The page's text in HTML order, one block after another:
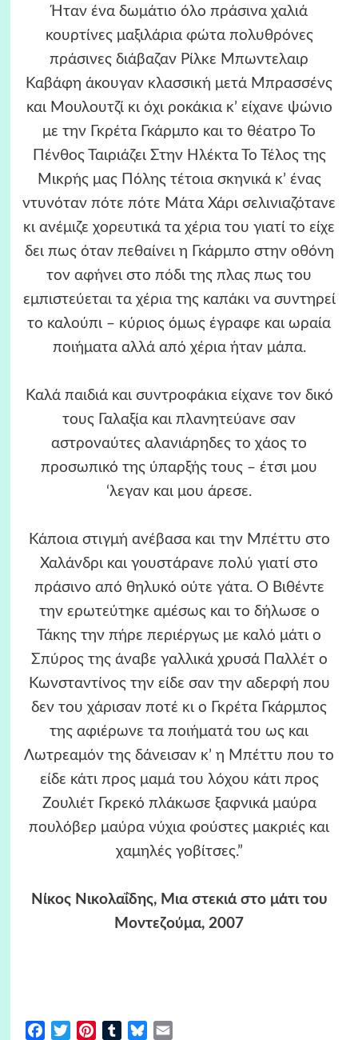
Ήταν ένα δωμάτιο όλο πράσινα χαλιά
κουρτίνες μαξιλάρια φώτα πολυθρόνες
πράσινες διάβαζαν Ρίλκε Μπωντελαιρ
Καβάφη άκουγαν κλασσική μετά Μπρασσένς
και Μουλουτζί κι όχι ροκάκια κ’ είχανε ψώνιο
με την Γκρέτα Γκάρμπο και το θέατρο Το
Πένθος Ταιριάζει Στην Ηλέκτα Το Τέλος της
Μικρής μας Πόλης τέτοια σκηνικά κ’ ένας
ντυνόταν πότε πότε Μάτα Χάρι σελινιαζότανε
κι ανέμιζε χορευτικά τα χέρια του γιατί το είχε
δει πως όταν πεθαίνει η Γκάρμπο στην οθόνη
τον αφήνει στο πόδι της πλας πως του
εμπιστεύεται τα χέρια της καπάκι να συντηρεί
το καλούπι – κύριος όμως έγραφε και ωραία
ποιήματα αλλά από χέρια ήταν μάπα.
Καλά παιδιά και συντροφάκια είχανε τον δικό
τους Γαλαξία και πλανητεύανε σαν
αστροναύτες αλανιάρηδες το χάος το
προσωπικό της ύπαρξής τους – έτσι μου
‘λεγαν και μου άρεσε.
Κάποια στιγμή ανέβασα και την Μπέττυ στο
Χαλάνδρι και γουστάρανε πολύ γιατί στο
πράσινο από θηλυκό ούτε γάτα. Ο Βιθέντε
την ερωτεύτηκε αμέσως και το δήλωσε ο
Τάκης την πήρε περιέργως με καλό μάτι ο
Σπύρος της άναβε γαλλικά χρυσά Παλλέτ ο
Κωνσταντίνος την είδε σαν την αδερφή που
δεν του χάρισαν ποτέ κι ο Γκρέτα Γκάρμπος
της αφιέρωνε τα ποιήματά του ως και
Λωτρεαμόν της δάνεισαν κ’ η Μπέττυ που το
είδε κάτι προς μαμά του λόχου κάτι προς
Ζουλιέτ Γκρεκό πλάκωσε ξαφνικά μαύρα
πουλόβερ μαύρα νύχια φούστες μακριές και
χαμηλές γοβίτσες.”
Νίκος Νικολαΐδης, Mια στεκιά στο μάτι του
Mοντεζούμα, 2007
FacebookTwitterPinterestTumblrBluesky